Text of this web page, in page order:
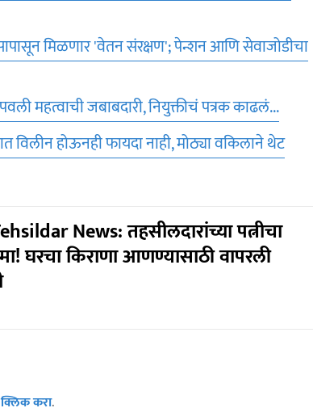
मिळणार 'वेतन संरक्षण'; पेन्शन आणि सेवाजोडीचा
महत्वाची जबाबदारी, नियुक्तीचं पत्रक काढलं...
विलीन होऊनही फायदा नाही, मोठ्या वकिलाने थेट
News: तहसीलदारांच्या पत्नीचा
घरचा किराणा आणण्यासाठी वापरली
क्लिक करा.